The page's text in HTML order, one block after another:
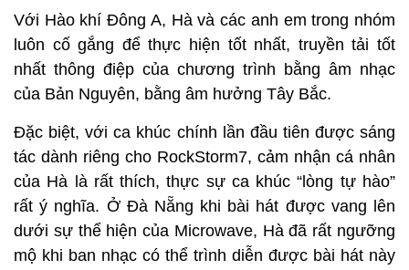
Với Hào khí Đông A, Hà và các anh em trong nhóm
luôn cố gắng để thực hiện tốt nhất, truyền tải tốt
nhất thông điệp của chương trình bằng âm nhạc
của Bản Nguyên, bằng âm hưởng Tây Bắc.
Đặc biệt, với ca khúc chính lần đầu tiên được sáng
tác dành riêng cho RockStorm7, cảm nhận cá nhân
của Hà là rất thích, thực sự ca khúc “lòng tự hào”
rất ý nghĩa. Ở Đà Nẵng khi bài hát được vang lên
dưới sự thể hiện của Microwave, Hà đã rất ngưỡng
mộ khi ban nhạc có thể trình diễn được bài hát này